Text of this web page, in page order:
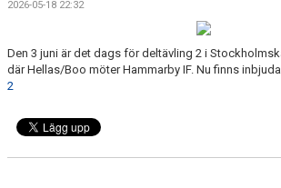
FÖR TRÄNARE
FÖR MEDLEMMAR
RESULTAT - STATISTIK
2026-05-18 22:32
Den 3 juni är det dags för deltävling 2 i
där Hellas/Boo möter Hammarby IF. Nu finns
2